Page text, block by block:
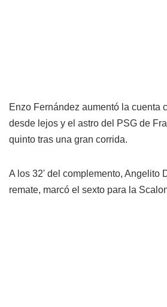
Enzo Fernández aumentó la cuenta
desde lejos y el astro del PSG de
quinto tras una gran corrida.
A los 32' del complemento, Angelito
remate, marcó el sexto para la